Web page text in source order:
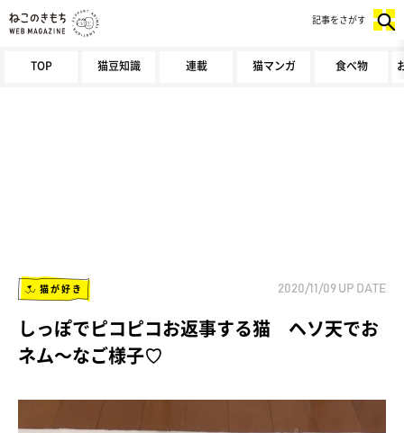
TOP 猫豆知識 連載 猫マンガ 食べ物
記事をさがす
猫が好き 2020/11/09 UP DATE
しっぽでピコピコお返事する猫 ヘソ天でお
ネム～なご様子♡